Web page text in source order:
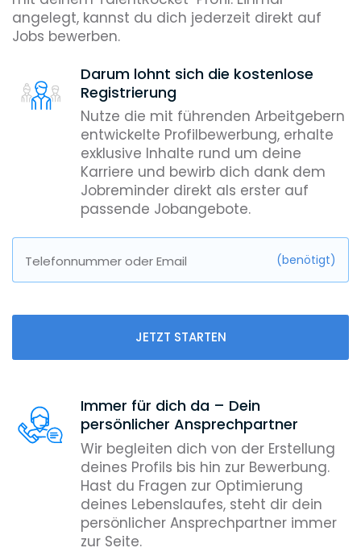
angelegt, kannst du dich jederzeit direkt auf
Jobs bewerben.
Darum lohnt sich die kostenlose
Registrierung
Nutze die mit führenden Arbeitgebern
entwickelte Profilbewerbung, erhalte
exklusive Inhalte rund um deine
Karriere und bewirb dich dank dem
Jobreminder direkt als erster auf
passende Jobangebote.
Telefonnummer oder Email (benötigt)
JETZT STARTEN
Immer für dich da – Dein
persönlicher Ansprechpartner
Wir begleiten dich von der Erstellung
deines Profils bis hin zur Bewerbung.
Hast du Fragen zur Optimierung
deines Lebenslaufes, steht dir dein
persönlicher Ansprechpartner immer
zur Seite.